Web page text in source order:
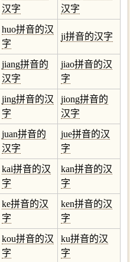
汉字
汉字
huo拼音的汉
字
ji拼音的汉字
jiang拼音的
汉字
jiao拼音的汉
字
jing拼音的汉
字
jiong拼音的
汉字
juan拼音的
汉字
jue拼音的汉
字
kai拼音的汉
字
kan拼音的汉
字
ke拼音的汉
字
ken拼音的汉
字
kou拼音的汉
字
ku拼音的汉
字